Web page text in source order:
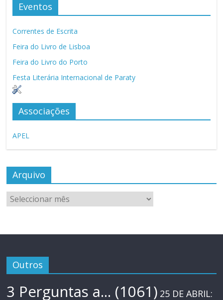
Eventos
Correntes de Escrita
Feira do Livro de Lisboa
Feira do Livro do Porto
Festa Literária Internacional de Paraty
Associações
APEL
Arquivo
Arquivo
Outros
3 Perguntas a... (1061) 25 DE ABRIL: